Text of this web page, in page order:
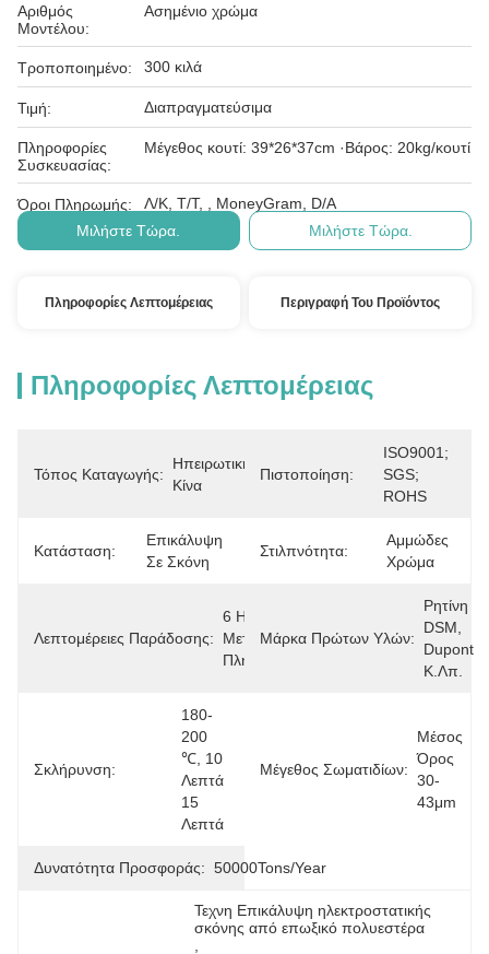
Αριθμός
Μοντέλου:
Ασημένιο χρώμα
Τροποποιημένο: 300 κιλά
Τιμή: Διαπραγματεύσιμα
Πληροφορίες
Συσκευασίας:
Μέγεθος κουτί: 39*26*37cm ·Βάρος: 20kg/κουτί
Όροι Πληρωμής:
Λ/Κ, Τ/Τ, , MoneyGram, D/A
Μιλήστε Τώρα.
Μιλήστε Τώρα.
Πληροφορίες Λεπτομέρειας Περιγραφή Του Προϊόντος
Πληροφορίες Λεπτομέρειας
Τόπος Καταγωγής:
Ηπειρωτική
Κίνα
Πιστοποίηση:
ISO9001;
SGS;
ROHS
Κατάσταση:
Επικάλυψη
Σε Σκόνη
Στιλπνότητα:
Αμμώδες
Χρώμα
Λεπτομέρειες Παράδοσης:
6 Ημέρες
Μετά Την
Πληρωμή
Μάρκα Πρώτων Υλών:
Ρητίνη
DSM,
Dupont
Κ.λπ.
Σκλήρυνση:
180-
200
℃, 10
Λεπτά
15
Λεπτά
Μέγεθος Σωματιδίων:
Μέσος
Όρος
30-
43μm
Δυνατότητα Προσφοράς: 50000Tons/Year
Τεχνη Επικάλυψη ηλεκτροστατικής
σκόνης από επωξικό πολυεστέρα